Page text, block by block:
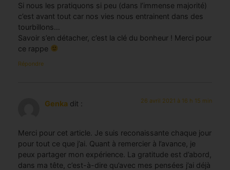
Si nous les pratiquons si peu (dans l’immense majorité)
c’est avant tout car nos vies nous entrainent dans des
tourbillons…
Savoir s’en détacher, c’est la clé du bonheur ! Merci pour
ce rappe
Répondre
Genka dit : 26 avril 2021 à 16 h 15 min
Merci pour cet article. Je suis reconaissante chaque jour
pour tout ce que j’ai. Quant à remercier à l’avance, je
peux partager mon expérience. La gratitude est d’abord,
dans ma tête, c’est-à-dire qu’avec mes pensées j’ai déjà